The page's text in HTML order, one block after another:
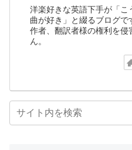
洋楽好きな英語下手が「
曲が好き」と綴るブログで
作者、翻訳者様の権利を
ん。